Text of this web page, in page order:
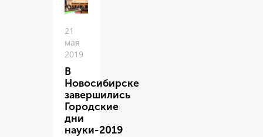
21
мая
2019
В
Новосибирске
завершились
Городские
дни
науки-2019